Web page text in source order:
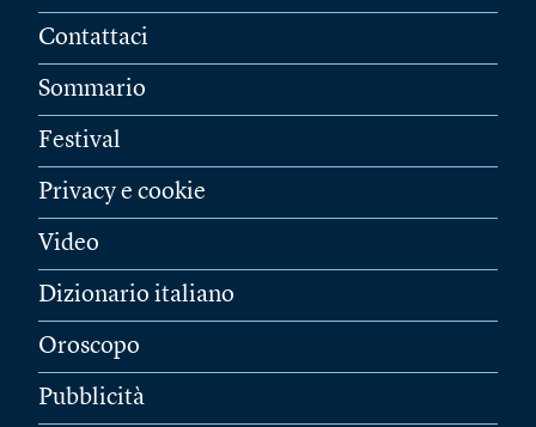
Contattaci
Sommario
Festival
Privacy e cookie
Video
Dizionario italiano
Oroscopo
Pubblicità